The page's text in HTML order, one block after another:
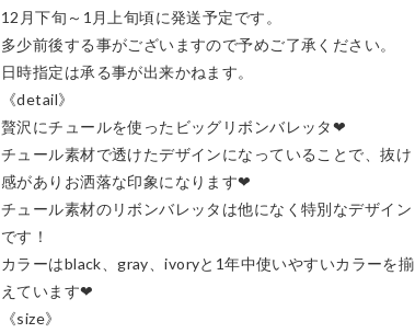
12月下旬～1月上旬頃に発送予定です。
多少前後する事がございますので予めご了承ください。
日時指定は承る事が出来かねます。
《detail》
贅沢にチュールを使ったビッグリボンバレッタ❤︎
チュール素材で透けたデザインになっていることで、抜け
感がありお洒落な印象になります❤︎
チュール素材のリボンバレッタは他になく特別なデザイン
です！
カラーはblack、gray、ivoryと1年中使いやすいカラーを揃
えています❤︎
《size》